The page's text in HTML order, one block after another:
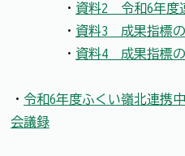
・ 資料2 令和6年度
・ 資料3 成果指標
・ 資料4 成果指標
・ 令和6年度ふくい嶺北連携
会議録